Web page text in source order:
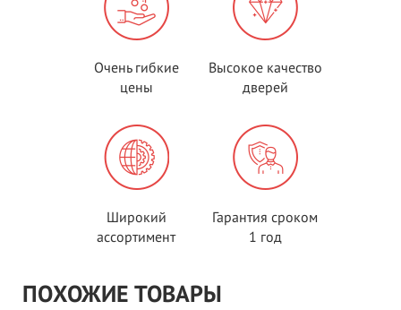
Очень гибкие
цены
Высокое качество
дверей
Широкий
ассортимент
Гарантия сроком
1 год
ПОХОЖИЕ ТОВАРЫ